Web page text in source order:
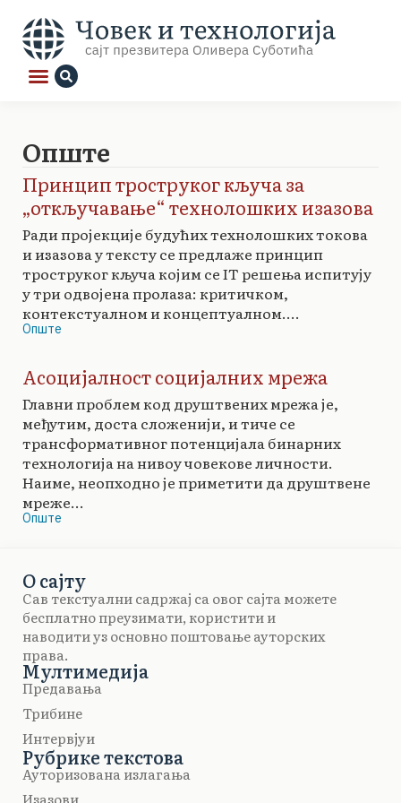
Опште
Принцип троструког кључа за
„откључавање“ технолошких изазова
Ради пројекције будућих технолошких токова
и изазова у тексту се предлаже принцип
троструког кључа којим се IT решења испитују
у три одвојена пролаза: критичком,
контекстуалном и концептуалном....
Опште
Асоцијалност социјалних мрежа
Главни проблем код друштвених мрежа је,
међутим, доста сложенији, и тиче се
трансформативног потенцијала бинарних
технологија на нивоу човекове личности.
Наиме, неопходно је приметити да друштвене
мреже...
Опште
О сајту
Сав текстуални садржај са овог сајта можете
бесплатно преузимати, користити и
наводити уз основно поштовање ауторских
права.
Мултимедија
Предавања
Трибине
Интервјуи
Рубрике текстова
Ауторизована излагања